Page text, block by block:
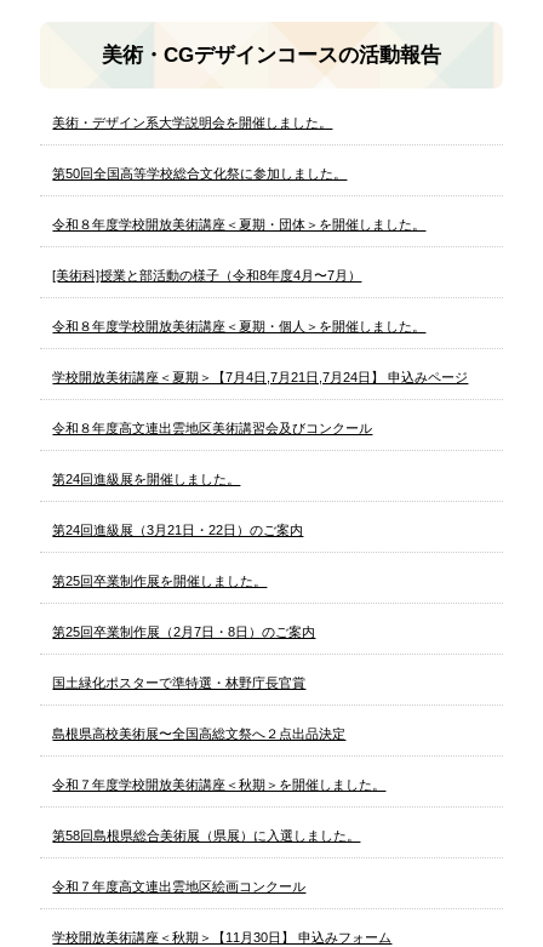
美術・CGデザインコースの活動報告
美術・デザイン系大学説明会を開催しました。
第50回全国高等学校総合文化祭に参加しました。
令和８年度学校開放美術講座＜夏期・団体＞を開催しました。
[美術科]授業と部活動の様子（令和8年度4月〜7月）
令和８年度学校開放美術講座＜夏期・個人＞を開催しました。
学校開放美術講座＜夏期＞【7月4日,7月21日,7月24日】 申込みページ
令和８年度高文連出雲地区美術講習会及びコンクール
第24回進級展を開催しました。
第24回進級展（3月21日・22日）のご案内
第25回卒業制作展を開催しました。
第25回卒業制作展（2月7日・8日）のご案内
国土緑化ポスターで準特選・林野庁長官賞
島根県高校美術展〜全国高総文祭へ２点出品決定
令和７年度学校開放美術講座＜秋期＞を開催しました。
第58回島根県総合美術展（県展）に入選しました。
令和７年度高文連出雲地区絵画コンクール
学校開放美術講座＜秋期＞【11月30日】 申込みフォーム